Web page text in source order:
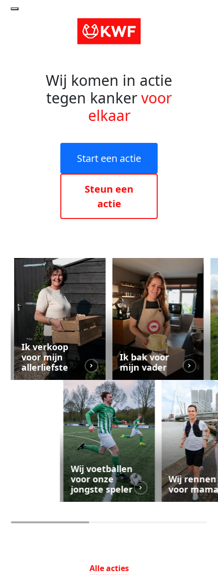
Wij komen in actie
tegen kankervoor
elkaar
Start een actie
Steun een
actie
Ik verkoop
voor mijn
allerliefste
Ik bak voor
mijn vader
Wij voetballen
voor onze
jongste speler
Wij rennen
voor
Alleacties